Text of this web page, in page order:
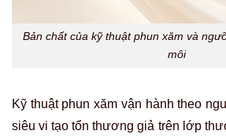
Bản chất của kỹ thuật phun xăm và
môi
Kỹ thuật phun xăm vận hành theo
siêu vi tạo tổn thương giả trên lớp